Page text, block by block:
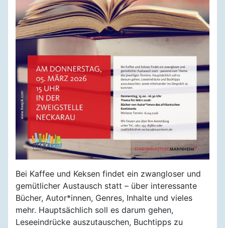
Bei Kaffee und Keksen findet ein zwangloser und
gemütlicher Austausch statt – über interessante
Bücher, Autor*innen, Genres, Inhalte und vieles
mehr. Hauptsächlich soll es darum gehen,
Leseeindrücke auszutauschen, Buchtipps zu